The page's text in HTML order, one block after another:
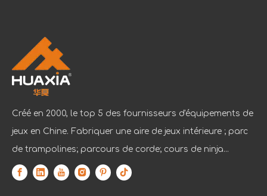
Créé en 2000, le top 5 des fournisseurs d'équipements de
jeux en Chine. Fabriquer une aire de jeux intérieure ; parc
de trampolines; parcours de corde; cours de ninja...